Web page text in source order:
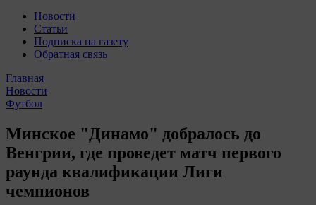
Новости
Статьи
Подписка на газету
Обратная связь
Главная
Новости
Футбол
Минское "Динамо" добралось до
Венгрии, где проведет матч первого
раунда квалификации Лиги
чемпионов